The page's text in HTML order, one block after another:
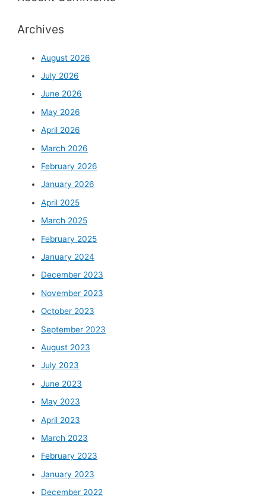
Archives
August 2026
July 2026
June 2026
May 2026
April 2026
March 2026
February 2026
January 2026
April 2025
March 2025
February 2025
January 2024
December 2023
November 2023
October 2023
September 2023
August 2023
July 2023
June 2023
May 2023
April 2023
March 2023
February 2023
January 2023
December 2022